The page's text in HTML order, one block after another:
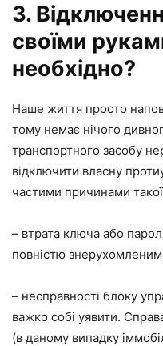
3.
своїми
необхідно?
Наше життя просто
тому немає нічого
транспортного засобу
відключити власну
частими причинами такої
– втрата ключа або
повністю
– несправності блоку
важко собі уявити.
(в даному випадку